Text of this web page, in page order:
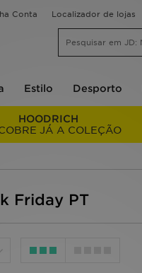
Conta Localizador de lojas
Estilo Desporto
HOODRICH
JÁ A COLEÇÃO
Friday PT